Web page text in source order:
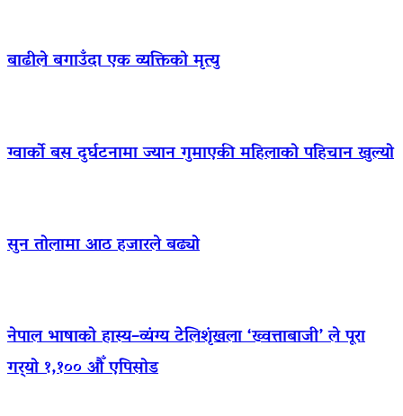
बाढीले बगाउँदा एक व्यक्तिको मृत्यु
ग्वार्को बस दुर्घटनामा ज्यान गुमाएकी महिलाको पहिचान खुल्यो
सुन तोलामा आठ हजारले बढ्यो
नेपाल भाषाको हास्य–व्यंग्य टेलिशृंखला ‘ख्वत्ताबाजी’ ले पूरा
गर्‍यो १,१०० औँ एपिसोड